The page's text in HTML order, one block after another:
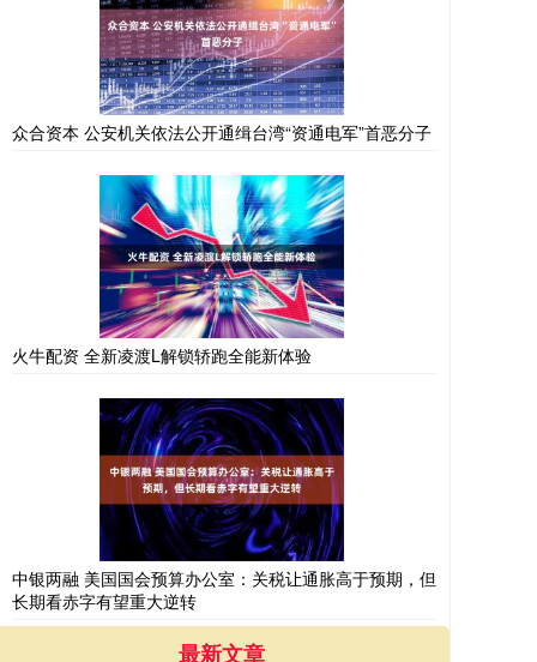
众合资本 公安机关依法公开通缉台湾“资通电军”首恶分子
火牛配资 全新凌渡L解锁轿跑全能新体验
中银两融 美国国会预算办公室：关税让通胀高于预期，但
长期看赤字有望重大逆转
最新文章